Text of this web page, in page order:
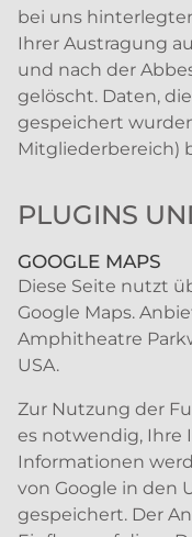
bei uns
Ihrer Austragung
und nach der
gelöscht. Daten,
gespeichert
Mitgliederbereich)
PLUGINS
GOOGLE MAPS
Diese Seite nutzt
Google Maps.
Amphitheatre
USA.
Zur Nutzung der
es notwendig, Ihre
Informationen
von Google in den
gespeichert. Der